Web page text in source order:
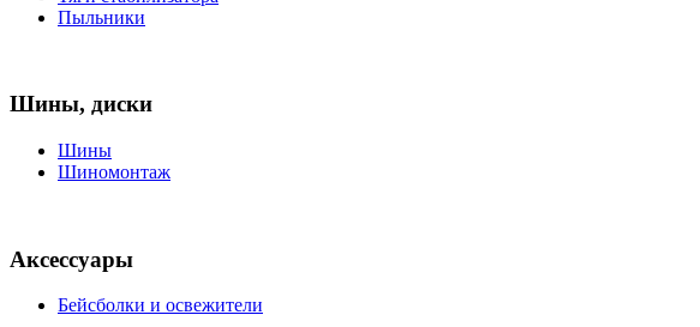
Пыльники
Шины, диски
Шины
Шиномонтаж
Аксессуары
Бейсболки и освежители